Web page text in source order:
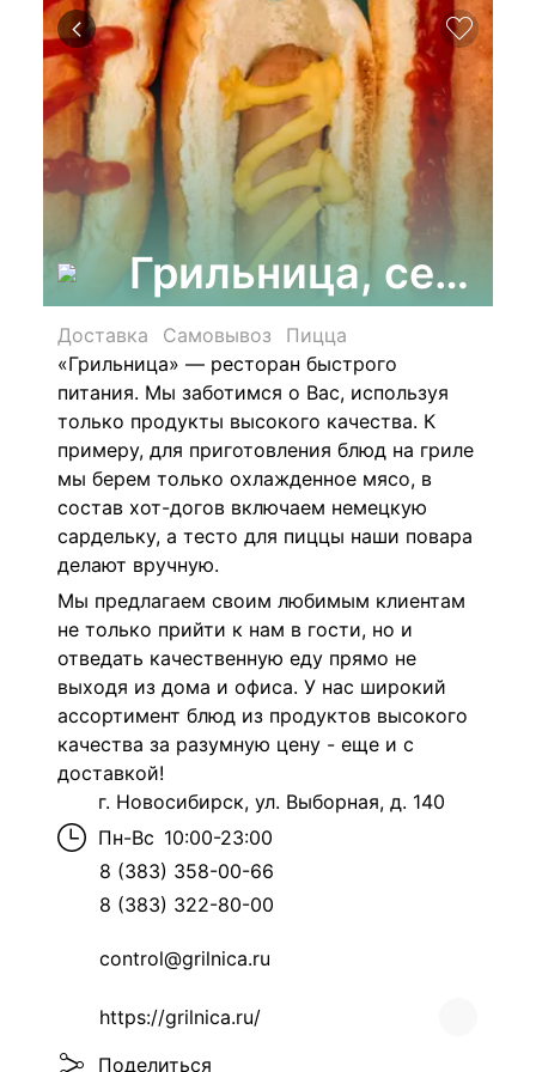
Грильница, сеть
Доставка Самовывоз
Пицца
«Грильница» — ресторан быстрого
питания. Мы заботимся о Вас, используя
только продукты высокого качества. К
примеру, для приготовления блюд на гриле
мы берем только охлажденное мясо, в
состав хот-догов включаем немецкую
сардельку, а тесто для пиццы наши повара
делают вручную.
Мы предлагаем своим любимым клиентам
не только прийти к нам в гости, но и
отведать качественную еду прямо не
выходя из дома и офиса. У нас широкий
ассортимент блюд из продуктов высокого
качества за разумную цену - еще и с
доставкой!
г. Новосибирск, ул. Выборная, д. 140
Пн-Вс 10:00-23:00
8 (383) 358-00-66
8 (383) 322-80-00
control@grilnica.ru
https://grilnica.ru/
Поделиться